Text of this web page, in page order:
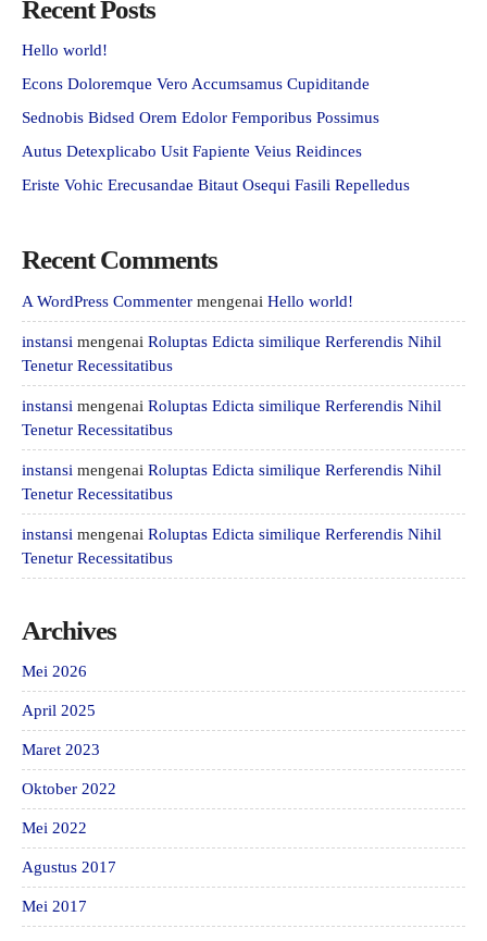
Recent Posts
Hello world!
Econs Doloremque Vero Accumsamus Cupiditande
Sednobis Bidsed Orem Edolor Femporibus Possimus
Autus Detexplicabo Usit Fapiente Veius Reidinces
Eriste Vohic Erecusandae Bitaut Osequi Fasili Repelledus
Recent Comments
A WordPress Commenter mengenai Hello world!
instansi mengenai Roluptas Edicta similique Rerferendis Nihil
Tenetur Recessitatibus
instansi mengenai Roluptas Edicta similique Rerferendis Nihil
Tenetur Recessitatibus
instansi mengenai Roluptas Edicta similique Rerferendis Nihil
Tenetur Recessitatibus
instansi mengenai Roluptas Edicta similique Rerferendis Nihil
Tenetur Recessitatibus
Archives
Mei 2026
April 2025
Maret 2023
Oktober 2022
Mei 2022
Agustus 2017
Mei 2017